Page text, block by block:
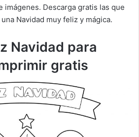
imágenes. Descarga gratis las que
Navidad muy feliz y mágica.
Navidad para
gratis